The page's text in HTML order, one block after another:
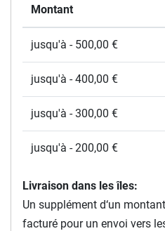
Montant
jusqu'à - 500,00 €
jusqu'à - 400,00 €
jusqu'à - 300,00 €
jusqu'à - 200,00 €
Livraison dans les îles:
Un supplément d‘un
facturé pour un envoi vers